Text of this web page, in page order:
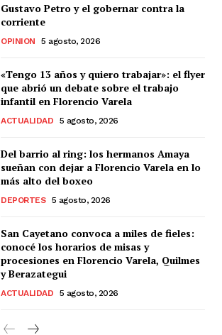
Gustavo Petro y el gobernar contra la
corriente
OPINION 5 agosto, 2026
«Tengo 13 años y quiero trabajar»: el flyer
que abrió un debate sobre el trabajo
infantil en Florencio Varela
ACTUALIDAD 5 agosto, 2026
Del barrio al ring: los hermanos Amaya
sueñan con dejar a Florencio Varela en lo
más alto del boxeo
DEPORTES 5 agosto, 2026
San Cayetano convoca a miles de fieles:
conocé los horarios de misas y
procesiones en Florencio Varela, Quilmes
y Berazategui
ACTUALIDAD 5 agosto, 2026